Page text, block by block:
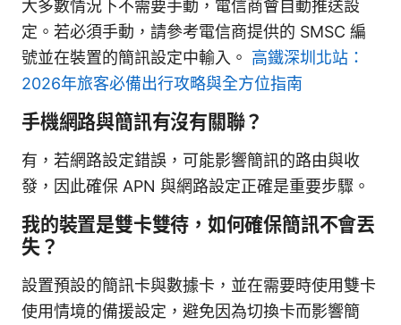
大多數情況下不需要手動，電信商會自動推送設
定。若必須手動，請參考電信商提供的 SMSC 編
號並在裝置的簡訊設定中輸入。 高鐵深圳北站：
2026年旅客必備出行攻略與全方位指南
手機網路與簡訊有沒有關聯？
有，若網路設定錯誤，可能影響簡訊的路由與收
發，因此確保 APN 與網路設定正確是重要步驟。
我的裝置是雙卡雙待，如何確保簡訊不會丟
失？
設置預設的簡訊卡與數據卡，並在需要時使用雙卡
使用情境的備援設定，避免因為切換卡而影響簡